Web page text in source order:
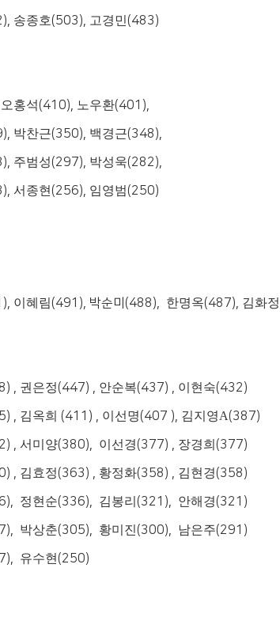
송종호(503), 고경민(483)
오홍석(410), 노우환(401),
박찬근(350), 백경근(348),
주범성(297), 박성욱(282),
서종현(256), 임영범(250)
이혜림(491), 박순미(488), 한명옥(487), 김화정
, 권은정(447) , 안순복(437) , 이현숙(432)
, 김옥희 (411) , 이선명(407 ), 김지영A(387)
, 서미양(380), 이선경(377) , 장경희 (377)
, 김효정(363) , 황정화(358) , 김현경(358)
정현순(336), 김봉리 (321), 안해경(321)
박상춘(305), 황미진(300), 남은주(291)
유수현(250)